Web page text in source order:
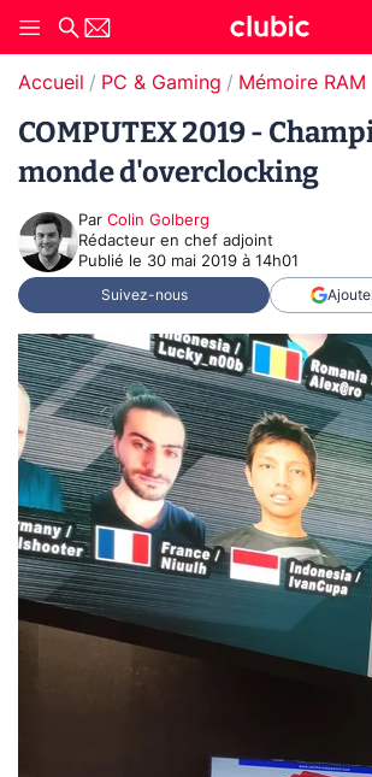
Accueil PC & Gaming Mémoire RAM
COMPUTEX 2019 -
monde d'overclocking
Par Colin Golberg
Rédacteur en chef adjoint
Publié le 30 mai 2019 à 14h01
Suivez-nous